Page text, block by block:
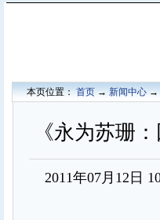
本页位置：首页→新闻中心→
《永为苏珊
2011年07月12日